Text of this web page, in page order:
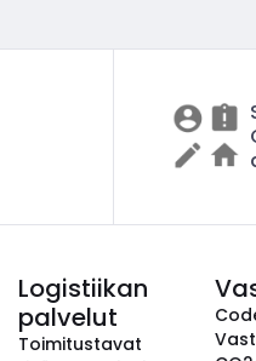
Logistiikan
palvelut
Toimitustavat